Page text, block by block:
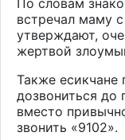
встречал маму
утверждают,
жертвой
Также есикчане
дозвониться до
вместо
звонить «9102».